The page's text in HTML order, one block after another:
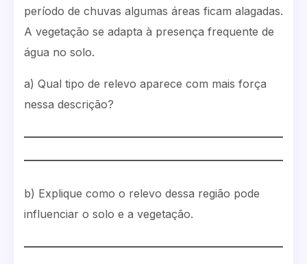
período de chuvas algumas áreas ficam alagadas.
A vegetação se adapta à presença frequente de
água no solo.
a) Qual tipo de relevo aparece com mais força
nessa descrição?
b) Explique como o relevo dessa região pode
influenciar o solo e a vegetação.